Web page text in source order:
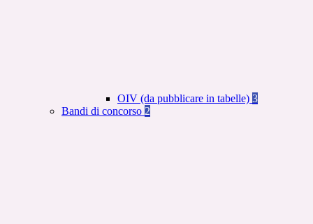
OIV (da pubblicare in tabelle) 3
Bandi di concorso 2